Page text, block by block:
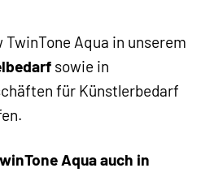
TwinTone Aqua in unserem
sowie in
für Künstlerbedarf
Aqua auch in